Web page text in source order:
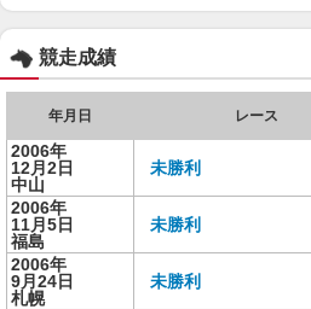
競走成績
年月日 レース
2006年
12月2日
中山
未勝利
2006年
11月5日
福島
未勝利
2006年
9月24日
札幌
未勝利